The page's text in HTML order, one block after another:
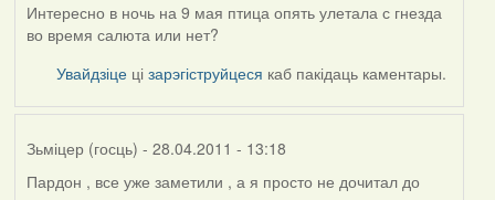
Интересно в ночь на 9 мая птица опять улетала с гнезда
во время салюта или нет?
Увайдзіце цізарэгіструйцеся каб пакідаць каментары.
Зьміцер (госць) - 28.04.2011 - 13:18
Пардон , все уже заметили , а я просто не дочитал до